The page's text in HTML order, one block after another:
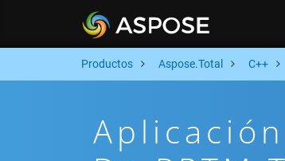
Productos Aspose.Total C++